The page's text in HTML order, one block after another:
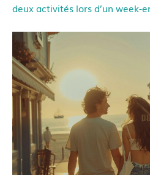
deux activités lors d’un week-